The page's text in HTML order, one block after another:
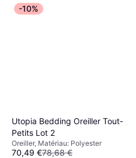
-10%
Utopia Bedding Oreiller Tout-
Petits Lot 2
Oreiller, Matériau: Polyester
70,49 €78,68 €